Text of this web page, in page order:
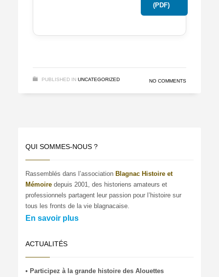
(PDF)
PUBLISHED IN UNCATEGORIZED NO COMMENTS
QUI SOMMES-NOUS ?
Rassemblés dans l’associationBlagnac Histoire et
Mémoire depuis 2001, des historiens amateurs et
professionnels partagent leur passion pour l’histoire sur
tous les fronts de la vie blagnacaise.
En savoir plus
ACTUALITÉS
• Participez à la grande histoire des Alouettes